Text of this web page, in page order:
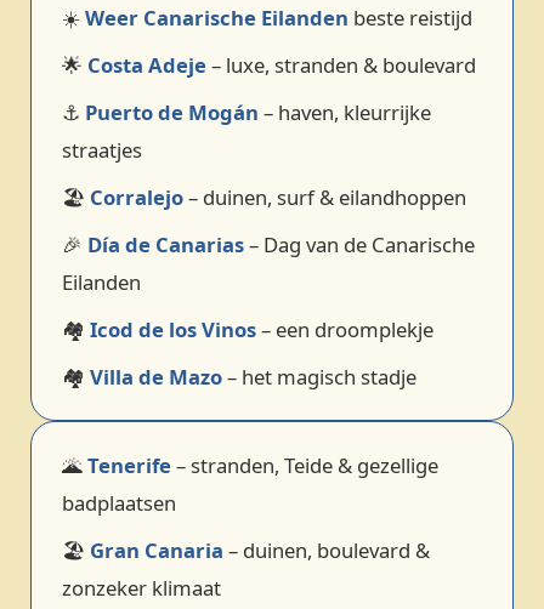
☀️Weer Canarische Eilanden beste reistijd
🌟 Costa Adeje– luxe, stranden & boulevard
⚓ Puerto de Mogán – haven, kleurrijke
straatjes
🏖️ Corralejo– duinen, surf & eilandhoppen
🎉 Día de Canarias– Dag van de Canarische
Eilanden
🏘️ Icod de los Vinos– een droomplekje
🏘️ Villa de Mazo– het magisch stadje
🌋Tenerife– stranden, Teide & gezellige
badplaatsen
🏖️ Gran Canaria – duinen, boulevard &
zonzeker klimaat